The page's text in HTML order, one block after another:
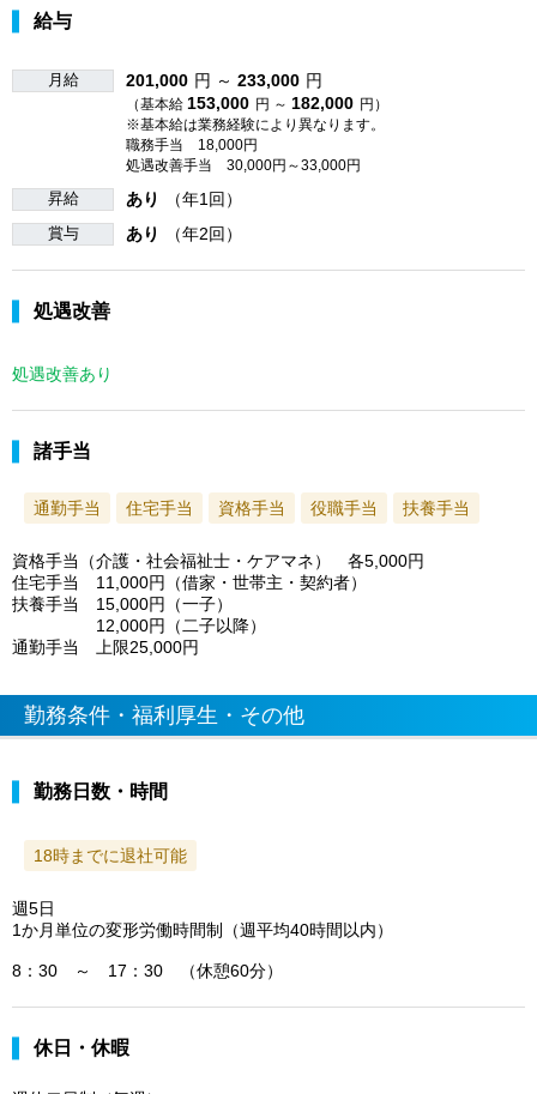
給与
月給 201,000 円 ～ 233,000 円
（基本給 153,000 円 ～ 182,000 円）
※基本給は業務経験により異なります。
職務手当 18,000円
処遇改善手当 30,000円～33,000円
昇給 あり （年1回）
賞与 あり （年2回）
処遇改善
処遇改善あり
諸手当
通勤手当 住宅手当 資格手当 役職手当 扶養手当
資格手当（介護・社会福祉士・ケアマネ） 各5,000円
住宅手当 11,000円（借家・世帯主・契約者）
扶養手当 15,000円（一子）
12,000円（二子以降）
通勤手当 上限25,000円
勤務条件・福利厚生・その他
勤務日数・時間
18時までに退社可能
週5日
1か月単位の変形労働時間制（週平均40時間以内）
8：30 ～ 17：30 （休憩60分）
休日・休暇